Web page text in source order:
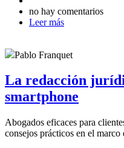
no hay comentarios
Leer más
Pablo Franquet
La redacción
smartphone
Abogados eficaces para
consejos prácticos en el